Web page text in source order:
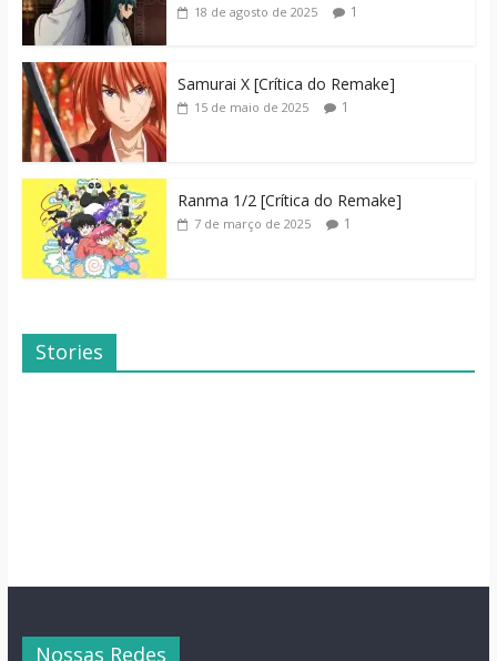
18 de agosto de 2025 1
Samurai X [Crítica do Remake]
15 de maio de 2025 1
Ranma 1/2 [Crítica do Remake]
7 de março de 2025 1
Stories
Dicas de Filmes
Para o Fim de
Família Inusitada
Nossas Redes